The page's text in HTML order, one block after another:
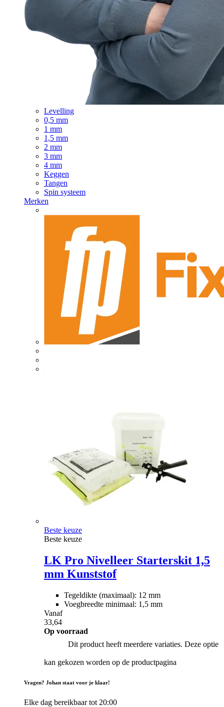
Levelling
0,5 mm
1 mm
1,5 mm
2 mm
3 mm
4 mm
Keggen
Tangen
Spin systeem
Merken
Beste keuze
Beste keuze
LK Pro Nivelleer Starterskit 1,5
mm Kunststof
Tegeldikte (maximaal): 12 mm
Voegbreedte minimaal: 1,5 mm
Vanaf
33,64
Op voorraad
Dit product heeft meerdere variaties. Deze optie
kan gekozen worden op de productpagina
Vragen? Johan staat voor je klaar!
Elke dag bereikbaar tot 20:00